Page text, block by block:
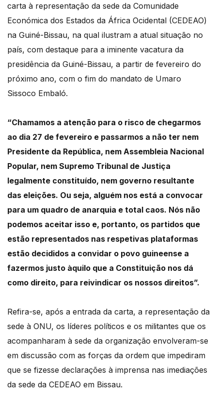
carta à representação da sede da Comunidade
Económica dos Estados da África Ocidental (CEDEAO)
na Guiné-Bissau, na qual ilustram a atual situação no
país, com destaque para a iminente vacatura da
presidência da Guiné-Bissau, a partir de fevereiro do
próximo ano, com o fim do mandato de Umaro
Sissoco Embaló.
“Chamamos a atenção para o risco de chegarmos
ao dia 27 de fevereiro e passarmos a não ter nem
Presidente da República, nem Assembleia Nacional
Popular, nem Supremo Tribunal de Justiça
legalmente constituído, nem governo resultante
das eleições. Ou seja, alguém nos está a convocar
para um quadro de anarquia e total caos. Nós não
podemos aceitar isso e, portanto, os partidos que
estão representados nas respetivas plataformas
estão decididos a convidar o povo guineense a
fazermos justo àquilo que a Constituição nos dá
como direito, para reivindicar os nossos direitos”.
Refira-se, após a entrada da carta, a representação da
sede à ONU, os líderes políticos e os militantes que os
acompanharam à sede da organização envolveram-se
em discussão com as forças da ordem que impediram
que se fizesse declarações à imprensa nas imediações
da sede da CEDEAO em Bissau.